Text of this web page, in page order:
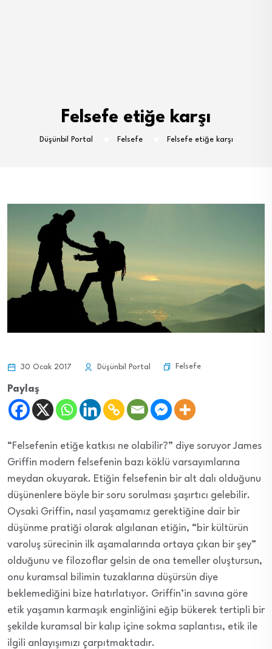
Felsefe etiğe karşı
Düşünbil Portal Felsefe Felsefe etiğe karşı
30 Ocak 2017 Düşünbil Portal Felsefe
Paylaş
“Felsefenin etiğe katkısı ne olabilir?” diye soruyor James
Griffin modern felsefenin bazı köklü varsayımlarına
meydan okuyarak. Etiğin felsefenin bir alt dalı olduğunu
düşünenlere böyle bir soru sorulması şaşırtıcı gelebilir.
Oysaki Griffin, nasıl yaşamamız gerektiğine dair bir
düşünme pratiği olarak algılanan etiğin, “bir kültürün
varoluş sürecinin ilk aşamalarında ortaya çıkan bir şey”
olduğunu ve filozoflar gelsin de ona temeller oluştursun,
onu kuramsal bilimin tuzaklarına düşürsün diye
beklemediğini bize hatırlatıyor. Griffin’in savına göre
etik yaşamın karmaşık enginliğini eğip bükerek tertipli bir
şekilde kuramsal bir kalıp içine sokma saplantısı, etik ile
ilgili anlayışımızı çarpıtmaktadır.